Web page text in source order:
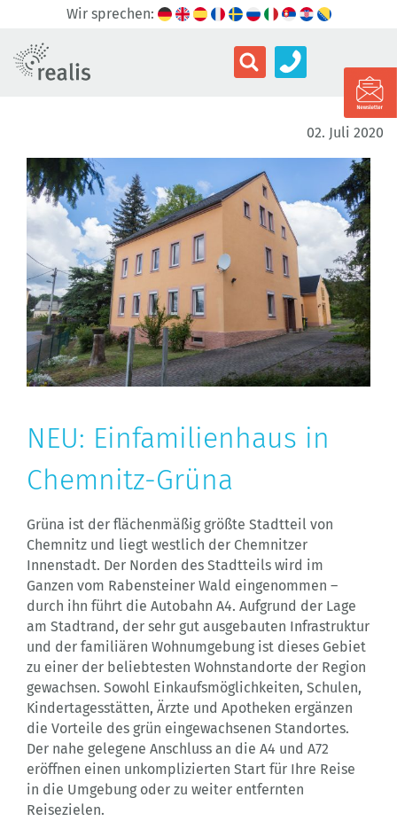
Wir sprechen:
02. Juli 2020
NEU: Einfamilienhaus in
Chemnitz-Grüna
Grüna ist der flächenmäßig größte Stadtteil von
Chemnitz und liegt westlich der Chemnitzer
Innenstadt. Der Norden des Stadtteils wird im
Ganzen vom Rabensteiner Wald eingenommen –
durch ihn führt die Autobahn A4. Aufgrund der Lage
am Stadtrand, der sehr gut ausgebauten Infrastruktur
und der familiären Wohnumgebung ist dieses Gebiet
zu einer der beliebtesten Wohnstandorte der Region
gewachsen. Sowohl Einkaufsmöglichkeiten, Schulen,
Kindertagesstätten, Ärzte und Apotheken ergänzen
die Vorteile des grün eingewachsenen Standortes.
Der nahe gelegene Anschluss an die A4 und A72
eröffnen einen unkomplizierten Start für Ihre Reise
in die Umgebung oder zu weiter entfernten
Reisezielen.